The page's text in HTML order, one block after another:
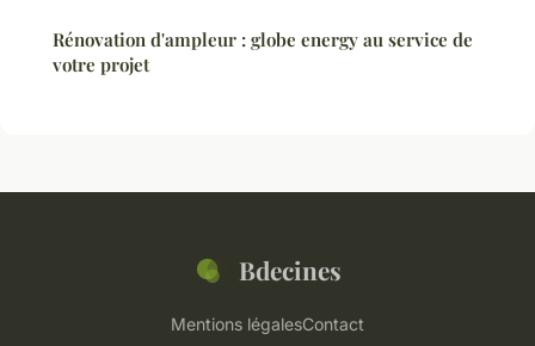
Rénovation d'ampleur : globe energy au service de
votre projet
Bdecines
Mentions légalesContact